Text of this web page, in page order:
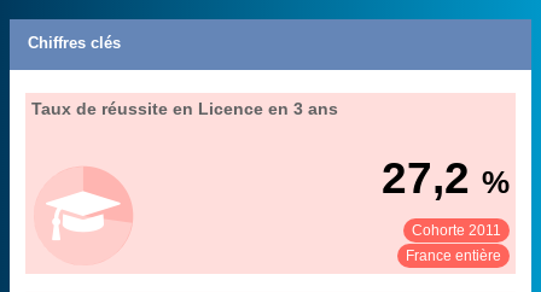
Chiffres clés
Taux de réussite en Licence en 3 ans
27,2 %
Cohorte 2011
France entière
18. les parcours et la réussite en Licence, Licence